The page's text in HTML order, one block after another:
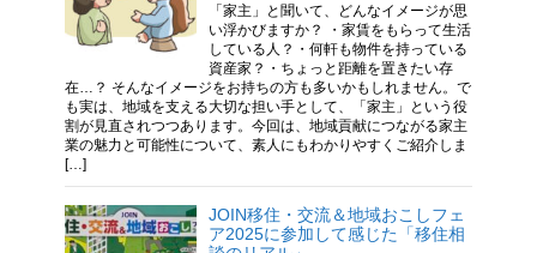
「家主」と聞いて、どんなイメージが思
い浮かびますか？ ・家賃をもらって生活
している人？・何軒も物件を持っている
資産家？・ちょっと距離を置きたい存
在…？ そんなイメージをお持ちの方も多いかもしれません。で
も実は、地域を支える大切な担い手として、「家主」という役
割が見直されつつあります。今回は、地域貢献につながる家主
業の魅力と可能性について、素人にもわかりやすくご紹介しま
[…]
JOIN移住・交流＆地域おこしフェ
ア2025に参加して感じた「移住相